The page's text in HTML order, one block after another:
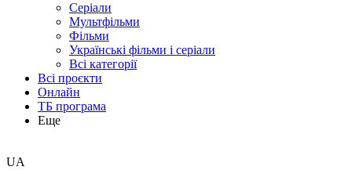
Серіали
Мультфільми
Фільми
Українські фільми і серіали
Всі категорії
Всі проєкти
Онлайн
ТБ програма
Еще
UA